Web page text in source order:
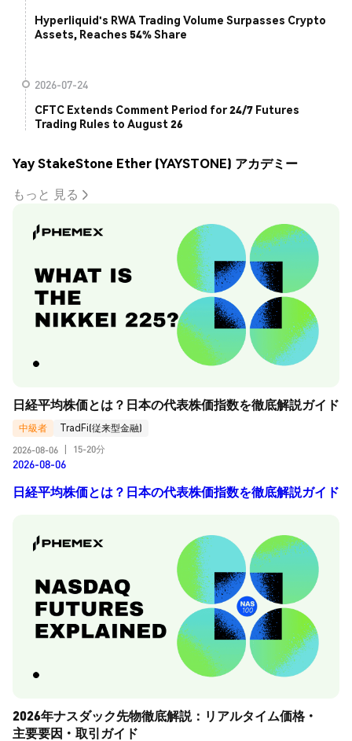
Hyperliquid's RWA Trading Volume Surpasses Crypto
Assets, Reaches 54% Share
2026-07-24
CFTC Extends Comment Period for 24/7 Futures
Trading Rules to August 26
Yay StakeStone Ether (YAYSTONE) アカデミー
もっと 見る
日経平均株価とは？日本の代表株価指数を徹底解説ガイド
中級者
TradFi(従来型金融)
2026-08-06
15-20分
2026-08-06
日経平均株価とは？日本の代表株価指数を徹底解説ガイド
2026年ナスダック先物徹底解説：リアルタイム価格・
主要要因・取引ガイド